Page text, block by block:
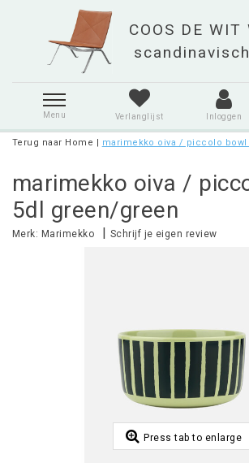
Menu Verlanglijst Inloggen
Terug naar Home | marimekko oiva / piccolo
marimekko oiva /
5dl green/green
Merk: Marimekko | Schrijf je eigen review
Press tab to enlarge